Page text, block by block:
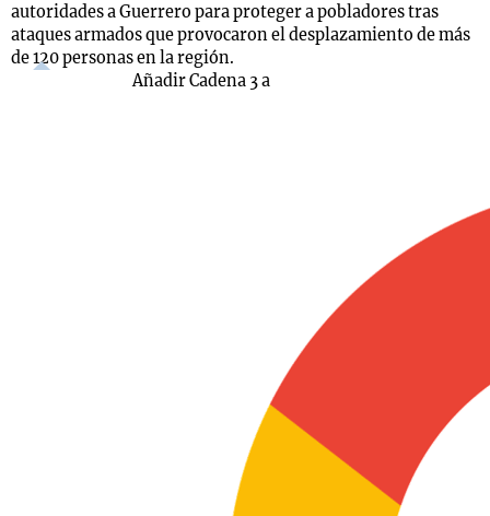
autoridades a Guerrero para proteger a pobladores tras
ataques armados que provocaron el desplazamiento de más
de 120 personas en la región.
Añadir Cadena 3 a